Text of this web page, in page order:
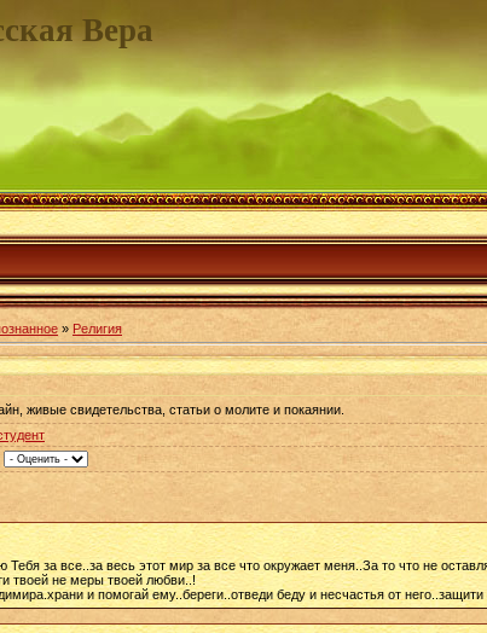
Вера
» Религия
живые свидетельства, статьи о молите и покаянии.
Тебя за все..за весь этот мир за все что окружает меня..За то что не
твоей не меры твоей любви..!
и помогай ему..береги..отведи беду и несчастья от